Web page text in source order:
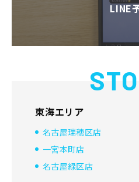
LINE
東海エリア
名古屋瑞穂区店
一宮本町店
名古屋緑区店